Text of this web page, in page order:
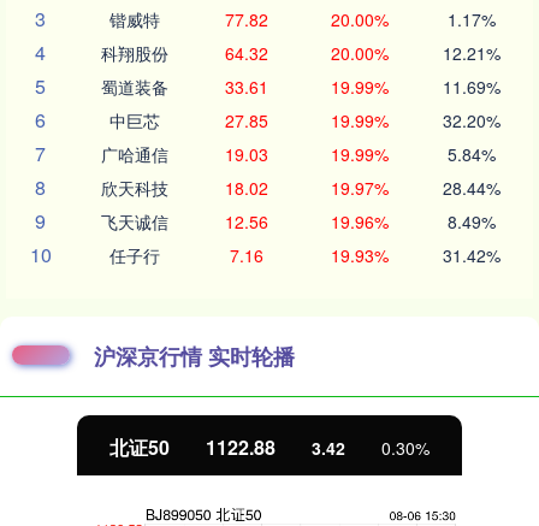
3 锴威特 77.82 20.00% 1.17%
4 科翔股份 64.32 20.00% 12.21%
5 蜀道装备 33.61 19.99% 11.69%
6 中巨芯 27.85 19.99% 32.20%
7 广哈通信 19.03 19.99% 5.84%
8 欣天科技 18.02 19.97% 28.44%
9 飞天诚信 12.56 19.96% 8.49%
10 任子行 7.16 19.93% 31.42%
沪深京行情 实时轮播
北证50 1122.88 3.42 0.30%